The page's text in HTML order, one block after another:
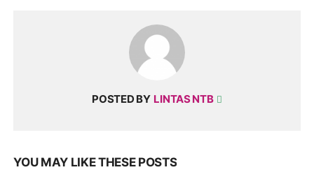
POSTED BY LINTAS NTB
YOU MAY LIKE THESE POSTS